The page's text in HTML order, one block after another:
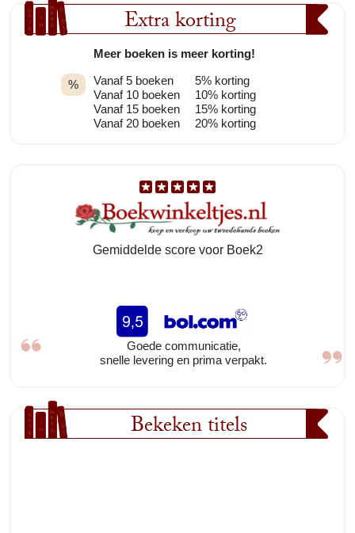
Extra korting
%
Meer boeken is meer korting!
Vanaf 5 boeken
Vanaf 10 boeken
Vanaf 15 boeken
Vanaf 20 boeken
5% korting
10% korting
15% korting
20% korting
Gemiddelde score voor Boek2
Goede communicatie,
snelle levering en prima verpakt.
Bekeken titels